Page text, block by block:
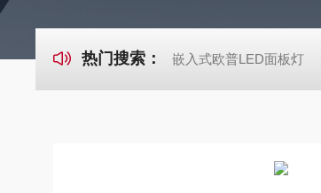
热门搜索： 嵌入式欧普LED面板灯